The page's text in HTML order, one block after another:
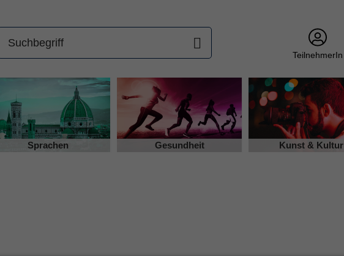
TeilnehmerIn
Sprachen Gesundheit Kunst & Kultur